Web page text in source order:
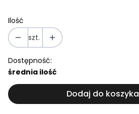
Ilość
szt.
Dostępność:
średnia ilość
Dodaj do koszyka